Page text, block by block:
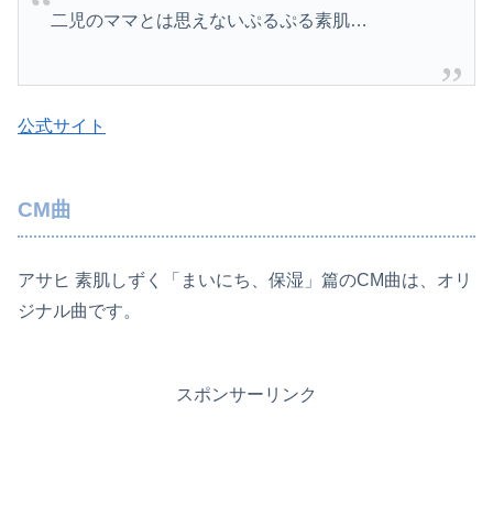
二児のママとは思えないぷるぷる素­肌…
公式サイト
CM曲
アサヒ 素肌しずく「まいにち、保湿」篇のCM曲は、オリ
ジナル曲です。
スポンサーリンク